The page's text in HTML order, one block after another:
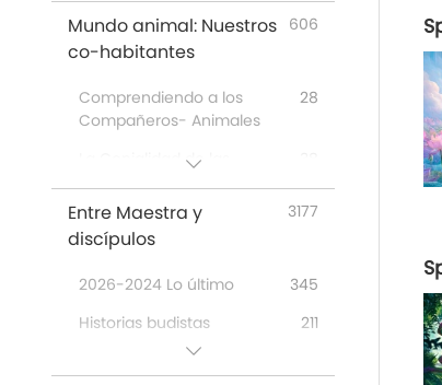
(vegan) and Cherished
Artists
A Joyous Holiday
Celebration
162
Mundo animal: Nuestros
co-habitantes
606
Comprendiendo a los
Compañeros- Animales
28
La Genialidad de las
Personas- Animales
Sorprendentes
42
Entre Maestra y
discípulos
3177
2026-2024 Lo último
345
Historias budistas
211
El sutra Surangama